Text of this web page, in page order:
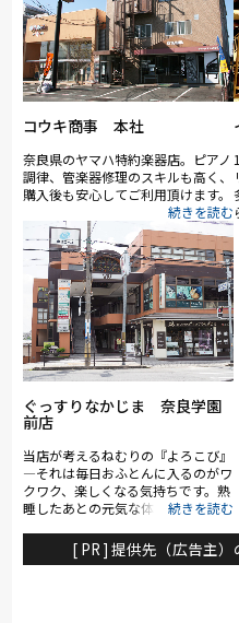
コウキ商事 本社
奈良県のヤマハ特約楽器店。ピアノ
調律、管楽器修理のスキルも高く、
購入後も安心してご利用頂けます。
ぐっすりなかじま 奈良学園
前店
当店が考えるねむりの『よろこび』
―それは毎日おふとんに入るのがワ
クワク、楽しくなる気持ちです。熟
睡したあとの元気な体を知っている
『よろこび』を一人でも多くのお客
様に体験してほしい！そんな思いで
[ PR ] 提供先（広告主